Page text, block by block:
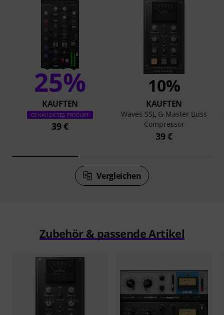
25%
KAUFTEN
GENAU DIESES PRODUKT
39 €
10%
KAUFTEN
Waves SSL G-Master Buss
Compressor
39 €
Vergleichen
Zubehör & passende Artikel